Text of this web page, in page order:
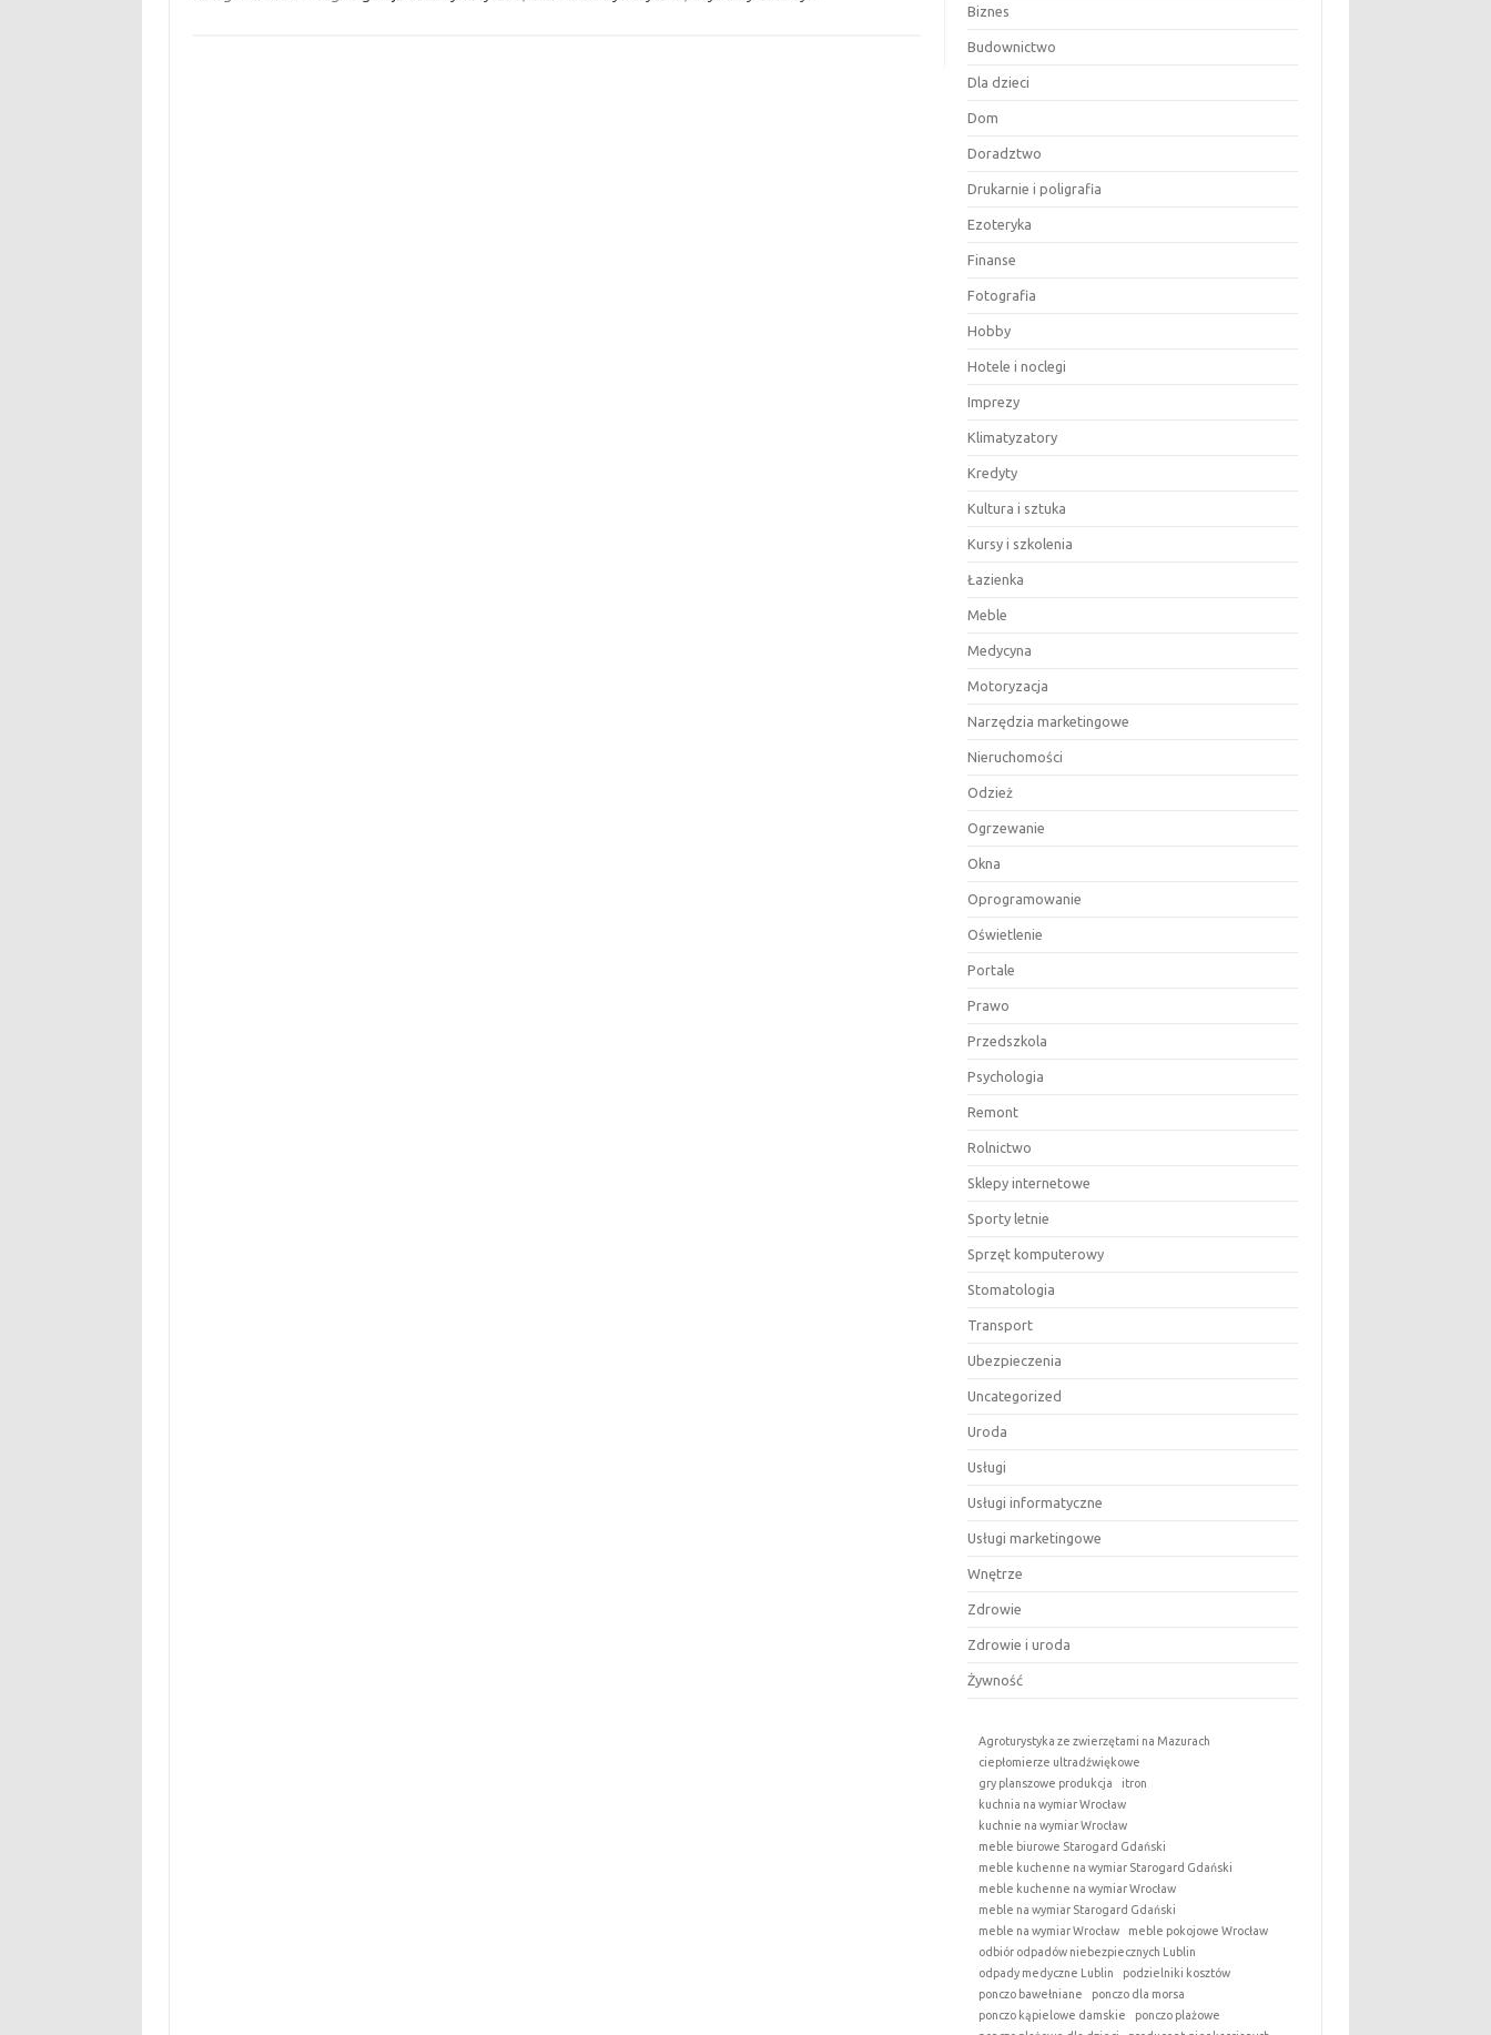
Biznes
Budownictwo
Dla dzieci
Dom
Doradztwo
Drukarnie i poligrafia
Ezoteryka
Finanse
Fotografia
Hobby
Hotele i noclegi
Imprezy
Klimatyzatory
Kredyty
Kultura i sztuka
Kursy i szkolenia
Łazienka
Meble
Medycyna
Motoryzacja
Narzędzia marketingowe
Nieruchomości
Odzież
Ogrzewanie
Okna
Oprogramowanie
Oświetlenie
Portale
Prawo
Przedszkola
Psychologia
Remont
Rolnictwo
Sklepy internetowe
Sporty letnie
Sprzęt komputerowy
Stomatologia
Transport
Ubezpieczenia
Uncategorized
Uroda
Usługi
Usługi informatyczne
Usługi marketingowe
Wnętrze
Zdrowie
Zdrowie i uroda
Żywność
Agroturystyka ze zwierzętami na Mazurach
ciepłomierze ultradźwiękowe
gry planszowe produkcja
itron
kuchnia na wymiar Wrocław
kuchnie na wymiar Wrocław
meble biurowe Starogard Gdański
meble kuchenne na wymiar Starogard Gdański
meble kuchenne na wymiar Wrocław
meble na wymiar Starogard Gdański
meble na wymiar Wrocław
meble pokojowe Wrocław
odbiór odpadów niebezpiecznych Lublin
odpady medyczne Lublin
podzielniki kosztów
ponczo bawełniane
ponczo dla morsa
ponczo kąpielowe damskie
ponczo plażowe